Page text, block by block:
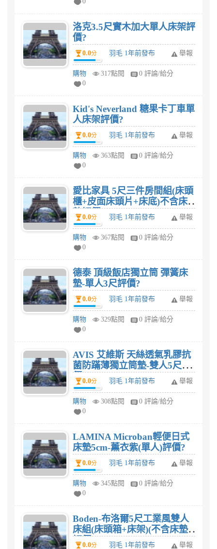
洛克3.5尺實木加大單人床架評
價?
0.0分 羽毛 1年前發布 舉報
購物 317點閱
0 評論/給分
0
Kid's Neverland 糖果卡丁車單
人床架評價?
0.0分 羽毛 1年前發布 舉報
購物 363點閱
0 評論/給分
0
愛比家具 5尺三件房間組(床頭
櫃+皮面床頭片+床底)不含床
墊評價?
0.0分 羽毛 1年前發布 舉報
購物 367點閱
0 評論/給分
0
德泰 頂級飯店獨立筒 彈簧床
墊-單人3尺評價?
0.0分 羽毛 1年前發布 舉報
購物 329點閱
0 評論/給分
0
AVIS 艾維斯 天絲透氣乳膠抗
菌防蹣薄獨立筒墊-雙人5尺評
價?0.0分 羽毛 1年前發布 舉報
購物 308點閱
0 評論/給分
0
LAMINA Microban輕便日式
床墊5cm-薰衣紫(單人)評價?
0.0分 羽毛 1年前發布 舉報
購物 345點閱
0 評論/給分
0
Boden-布洛爾5尺工業風雙人
床組(床頭箱+床架)(不含床墊)
評價?
0.0分 羽毛 1年前發布 舉報